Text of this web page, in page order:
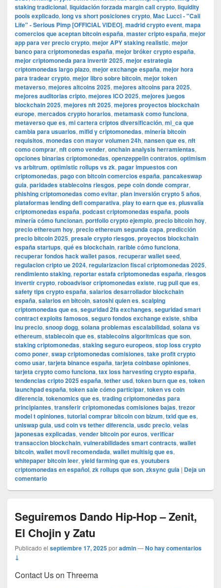
staking tradicional, liquidación forzada margin call crypto, liquidity
pools explicado, long vs short posiciones crypto, Mac Lucci - "Cali
Life" - Serious Pimp [OFFICIAL VIDEO], madrid crypto event, mapa
comercios que aceptan bitcoin españa, master cripto españa, mejor
app para ver precio crypto, mejor APY staking realistic, mejor
banco para criptomonedas españa, mejor bróker crypto españa,
mejor criptomoneda para invertir 2025, mejor estrategia
criptomonedas largo plazo, mejor exchange españa, mejor hora
para tradear crypto, mejor libro sobre bitcoin, mejor token
metaverso, mejores altcoins 2025, mejores altcoins para 2025,
mejores auditorias cripto, mejores ICO 2025, mejores juegos
blockchain 2025, mejores nft 2025, mejores proyectos blockchain
europe, mercados crypto horarios, metamask como funciona,
metaverso que es, mi cartera criptos diversificación, mi_ca que
cambia para usuarios, mifid y criptomonedas, minería bitcoin
requisitos, monedas con mayor volumen 24h, nansen que es, nft
como comprar, nft como vender, onchain analysis herramientas,
opciones binarias criptomonedas, openzeppelin contratos, optimism
vs arbitrum, optimistic rollups vs zk, pagar impuestos con
criptomonedas, pago con bitcoin comercios españa, pancakeswap
guia, paridades stablecoins riesgos, pepe coin donde comprar,
phishing criptomonedas como evitar, plan inversión crypto 5 años,
plataformas lending defi comparativa, play to earn que es, plusvalía
criptomonedas españa, podcast criptomonedas españa, pools
minería cómo funcionan, portfolio crypto ejemplo, precio bitcoin hoy,
precio ethereum hoy, precio ethereum segunda capa, predicción
precio bitcoin 2025, presale crypto riesgos, proyectos blockchain
españa startups, qué es blockchain, rarible cómo funciona,
recuperar fondos hack wallet pasos, recuperar wallet seed,
regulacion cripto ue 2024, regularizacion fiscal criptomonedas 2025,
rendimiento staking, reportar estafa criptomonedas españa, riesgos
invertir crypto, roboadvisor criptomonedas existe, rug pull que es,
safety tips crypto españa, salarios desarrollador blockchain
españa, salarios en bitcoin, satoshi quien es, scalping
criptomonedas que es, seguridad 2fa exchanges, seguridad smart
contract exploits famosos, seguro fondos exchange existe, shiba
inu precio, snoop dogg, solana problemas escalabilidad, solana vs
ethereum, stablecoin que es, stablecoins algoritmicas que son,
staking criptomonedas, staking seguro europeos, stop loss crypto
como poner, swap criptomonedas comisiones, take profit crypto
como usar, tarjeta binance españa, tarjeta coinbase opiniones,
tarjeta crypto como funciona, tax loss harvesting crypto españa,
tendencias cripto 2025 españa, tether usd, token burn que es, token
launchpad españa, token sale cómo participar, token vs coin
diferencia, tokenomics que es, trading criptomonedas para
principiantes, transferir criptomonedas comisiones bajas, trezor
model t opiniones, tutorial comprar bitcoin con bizum, txid que es,
uniswap guia, usd coin vs tether diferencia, usdc precio, velas
japonesas explicadas, vender bitcoin por euros, verificar
transaccion blockchain, vulnerabilidades smart contracts, wallet
bitcoin, wallet movil recomendada, wallet multisig que es,
whitepaper bitcoin leer, yield farming que es, youtubers
criptomonedas en español, zk rollups que son, zksync guia | Deja un
comentario
Seguiremos Dando Hip-Hop – Zenit,
El Chojin y Zatu
Publicado el septiembre 17, 2025poradmin—No hay comentarios
↓
Contact Us on Threema